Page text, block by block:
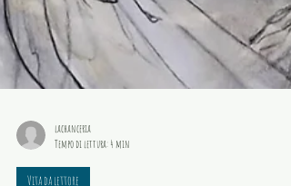
Tempo di lettura: 4 min